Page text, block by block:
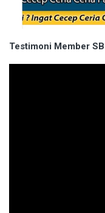
Testimoni Member